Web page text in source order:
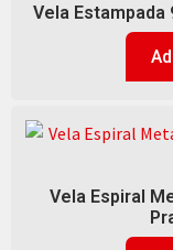
Vela Estampada
Vela Espiral